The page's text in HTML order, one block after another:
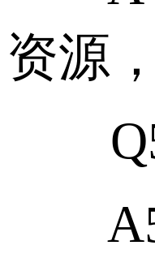
资源
Q5.
A5